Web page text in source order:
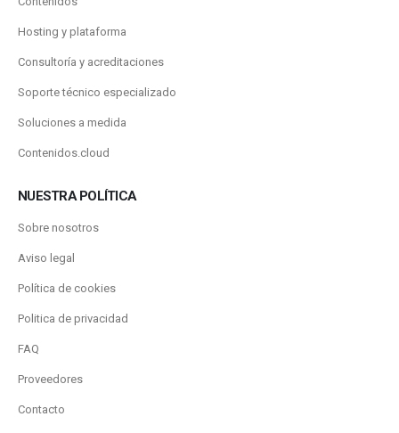
Hosting y plataforma
Consultoría y acreditaciones
Soporte técnico especializado
Soluciones a medida
Contenidos.cloud
NUESTRA POLÍTICA
Sobre nosotros
Aviso legal
Política de cookies
Politica de privacidad
FAQ
Proveedores
Contacto